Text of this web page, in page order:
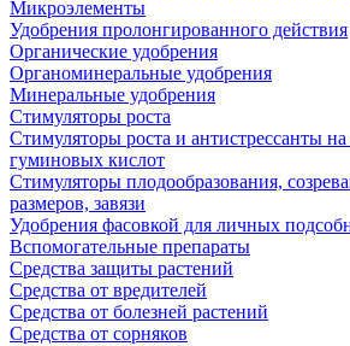
Микроэлементы
Удобрения пролонгированного действия
Органические удобрения
Органоминеральные удобрения
Минеральные удобрения
Стимуляторы роста
Стимуляторы роста и антистрессанты
гуминовых кислот
Стимуляторы плодообразования,
размеров, завязи
Удобрения фасовкой для личных
Вспомогательные препараты
Средства защиты растений
Средства от вредителей
Средства от болезней растений
Средства от сорняков